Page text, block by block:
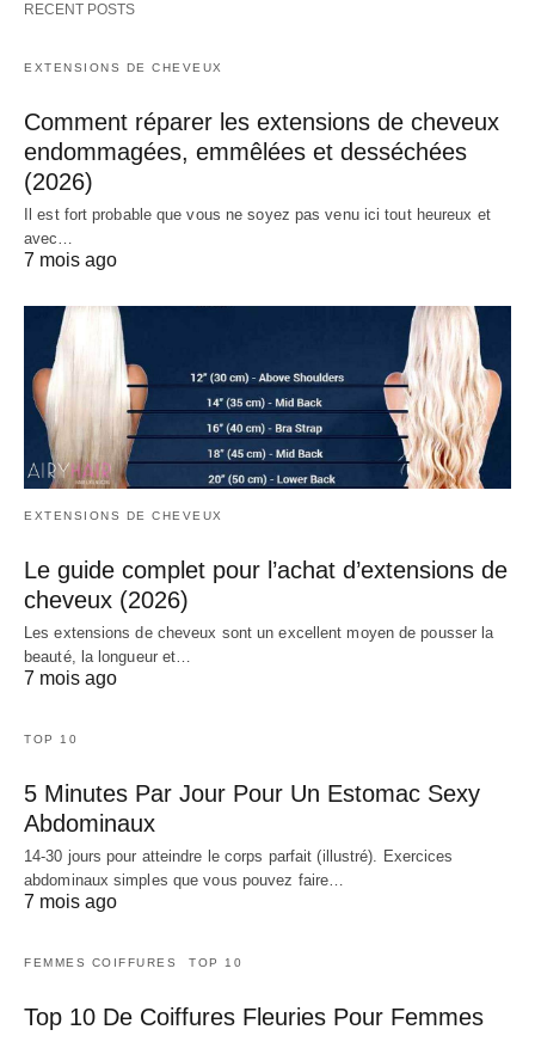
RECENT POSTS
EXTENSIONS DE CHEVEUX
Comment réparer les extensions de cheveux
endommagées, emmêlées et desséchées
(2026)
Il est fort probable que vous ne soyez pas venu ici tout heureux et
avec…
7 mois ago
EXTENSIONS DE CHEVEUX
Le guide complet pour l’achat d’extensions de
cheveux (2026)
Les extensions de cheveux sont un excellent moyen de pousser la
beauté, la longueur et…
7 mois ago
TOP 10
5 Minutes Par Jour Pour Un Estomac Sexy
Abdominaux
14-30 jours pour atteindre le corps parfait (illustré). Exercices
abdominaux simples que vous pouvez faire…
7 mois ago
FEMMES COIFFURES TOP 10
Top 10 De Coiffures Fleuries Pour Femmes